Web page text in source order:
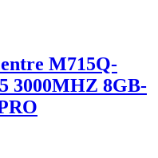
M715Q-
3000MHZ 8GB-